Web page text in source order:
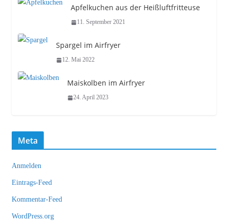
Apfelkuchen aus der Heißluftfritteuse
11. September 2021
Spargel im Airfryer
12. Mai 2022
Maiskolben im Airfryer
24. April 2023
Meta
Anmelden
Eintrags-Feed
Kommentar-Feed
WordPress.org